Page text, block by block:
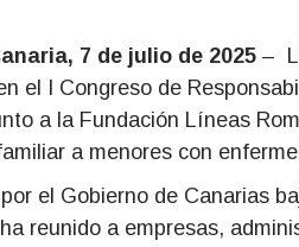
7 de julio de 2025 –
el I Congreso de
a la Fundación Líneas
a menores con
el Gobierno de Canarias
reunido a empresas,